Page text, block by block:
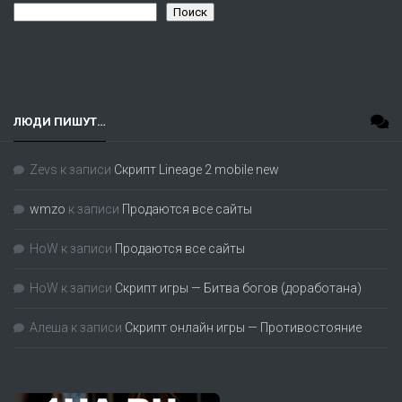
Поиск
ЛЮДИ ПИШУТ…
Zevs к записи Скрипт Lineage 2 mobile new
wmzo к записи Продаются все сайты
HoW к записи Продаются все сайты
HoW к записи Скрипт игры — Битва богов (доработана)
Алеша к записи Скрипт онлайн игры — Противостояние